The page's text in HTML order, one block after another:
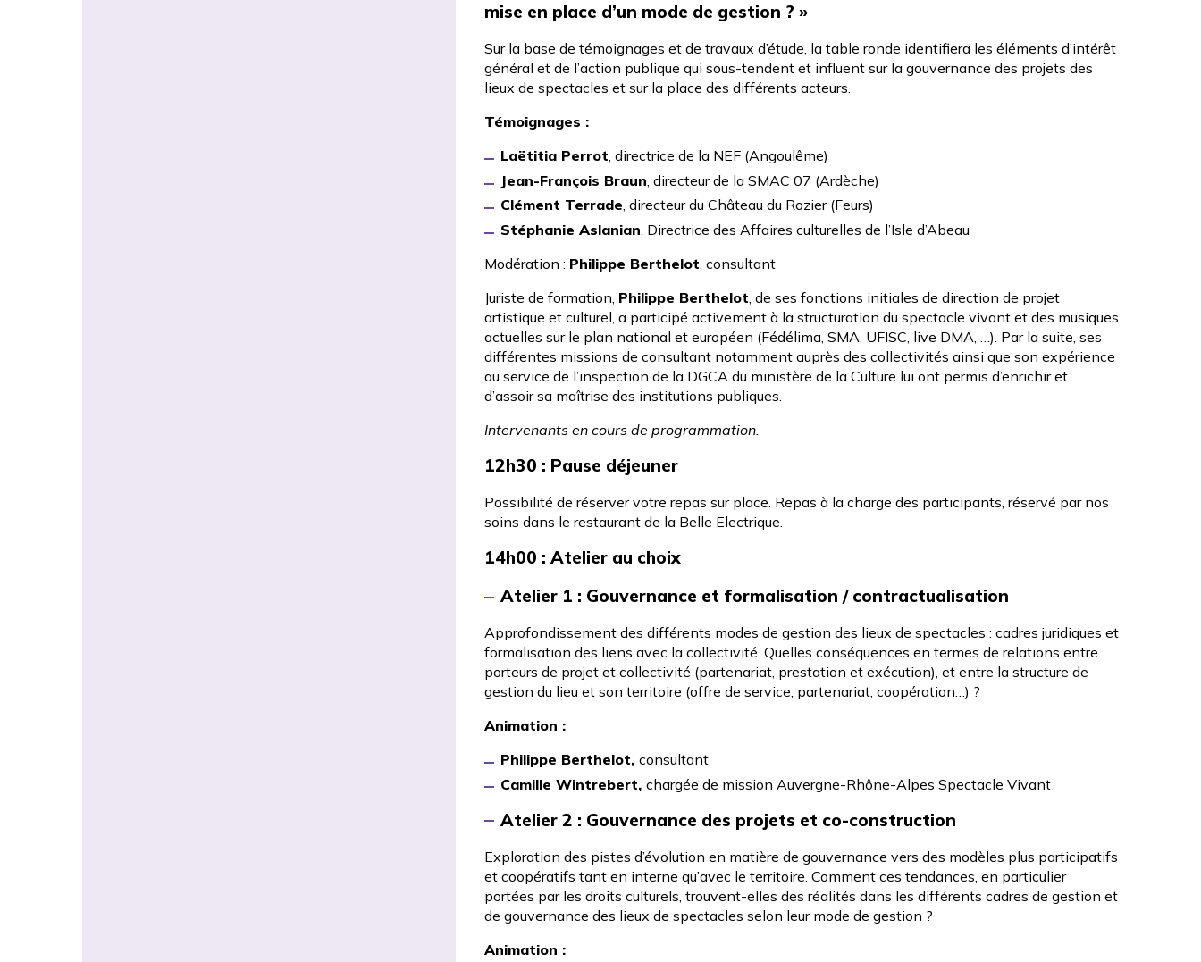
mise en place d’un mode de gestion ? »
Sur la base de témoignages et de travaux d’étude, la table ronde identifiera les éléments d’intérêt
général et de l’action publique qui sous-tendent et influent sur la gouvernance des projets des
lieux de spectacles et sur la place des différents acteurs.
Témoignages :
Laëtitia Perrot, directrice de la NEF (Angoulême)
Jean-François Braun , directeur de la SMAC 07 (Ardèche)
Clément Terrade, directeur du Château du Rozier(Feurs)
Stéphanie Aslanian , Directrice des Affaires culturelles de l’Isle d’Abeau
Modération : Philippe Berthelot , consultant
Juriste de formation, Philippe Berthelot , de ses fonctions initiales de direction de projet
artistique et culturel, a participé activement à la structuration du spectacle vivant et des musiques
actuelles sur le plan national et européen (Fédélima, SMA, UFISC, live DMA, …). Par la suite, ses
différentes missions de consultant notamment auprès des collectivités ainsi que son expérience
au service de l’inspection de la DGCA du ministère de la Culture lui ont permis d’enrichir et
d’assoir sa maîtrise des institutions publiques.
Intervenants en cours de programmation.
12h30 : Pause déjeuner
Possibilité de réserver votre repas sur place. Repas à la charge des participants, réservé par nos
soins dans le restaurant de la Belle Electrique
14h00 : Atelier au choix
Atelier 1 : Gouvernance et formalisation / contractualisation
Approfondissement des différents modes de gestion des lieux de spectacles : cadres juridiques et
formalisation des liens avec la collectivité. Quelles conséquences en termes de relations entre
porteurs de projet et collectivité (partenariat, prestation et exécution), et entre la structure de
gestion du lieu et son territoire (offre de service, partenariat, coopération…) ?
Animation :
Philippe Berthelot, consultant
Camille Wintrebert, chargée de mission Auvergne-Rhône-Alpes Spectacle Vivant
Atelier 2 : Gouvernance des projets et co-construction
Exploration des pistes d’évolution en matière de gouvernance vers des modèles plus participatifs
et coopératifs tant en interne qu’avec le territoire. Comment ces tendances, en particulier
portées par les droits culturels, trouvent-elles des réalités dans les différents cadres de gestion et
de gouvernance des lieux de spectacles selon leur mode de gestion ?
Animation :